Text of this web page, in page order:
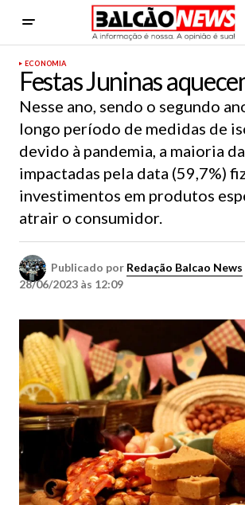
ECONOMIA
Festas Juninas
Nesse ano, sendo o segundo
longo período de medidas de
devido à pandemia, a maioria
impactadas pela data (59,7%)
investimentos em produtos
atrair o consumidor.
Publicado por Redação Balcao News
28/06/2023 às 12:09